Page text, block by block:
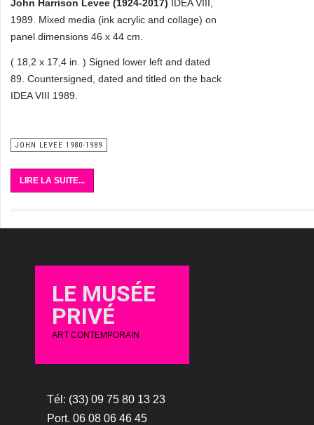
John Harrison Levee (1924-2017) IDEA VIII,
1989. Mixed media (ink acrylic and collage) on
panel dimensions 46 x 44 cm.
( 18,2 x 17,4 in. ) Signed lower left and dated
89. Countersigned, dated and titled on the back
IDEA VIII 1989.
JOHN LEVEE 1980-1989
LIRE LA SUITE...
LE MUSÉE
PRIVÉ
ART CONTEMPORAIN
Tél: (33) 09 75 80 13 23
Port. 06 08 06 46 45